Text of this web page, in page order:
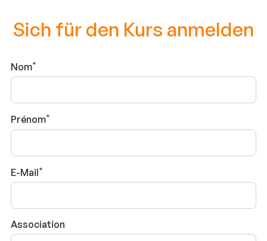
Sich für den Kurs anmelden
Nom
Prénom
E-Mail
Association